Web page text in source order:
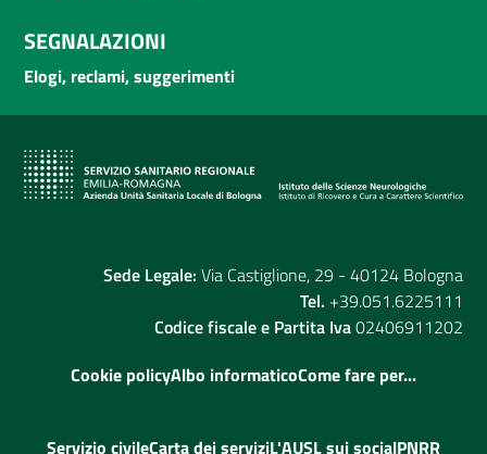
SEGNALAZIONI
Elogi, reclami, suggerimenti
Sede Legale: Via Castiglione, 29 - 40124 Bologna
Tel. +39.051.6225111
Codice fiscale e Partita Iva02406911202
Cookie policyAlbo informaticoCome fare per...
Servizio civileCarta dei serviziL'AUSL sui socialPNRR